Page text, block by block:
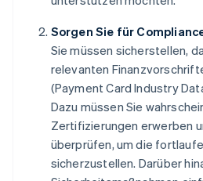
Sorgen Sie für
Sie müssen sicherstellen,
relevanten
(Payment Card Industry
Dazu müssen Sie
Zertifizierungen erwerben
überprüfen, um die
sicherzustellen. Darüber